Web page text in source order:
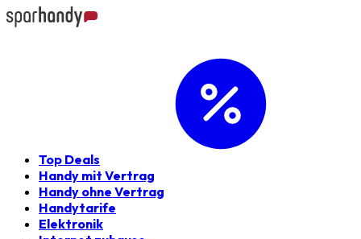
Top Deals
Handy mit Vertrag
Handy ohne Vertrag
Handytarife
Elektronik